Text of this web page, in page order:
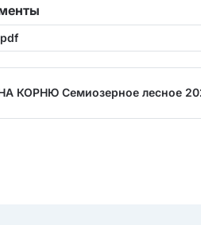
КОРНЮ Семиозерное лесное